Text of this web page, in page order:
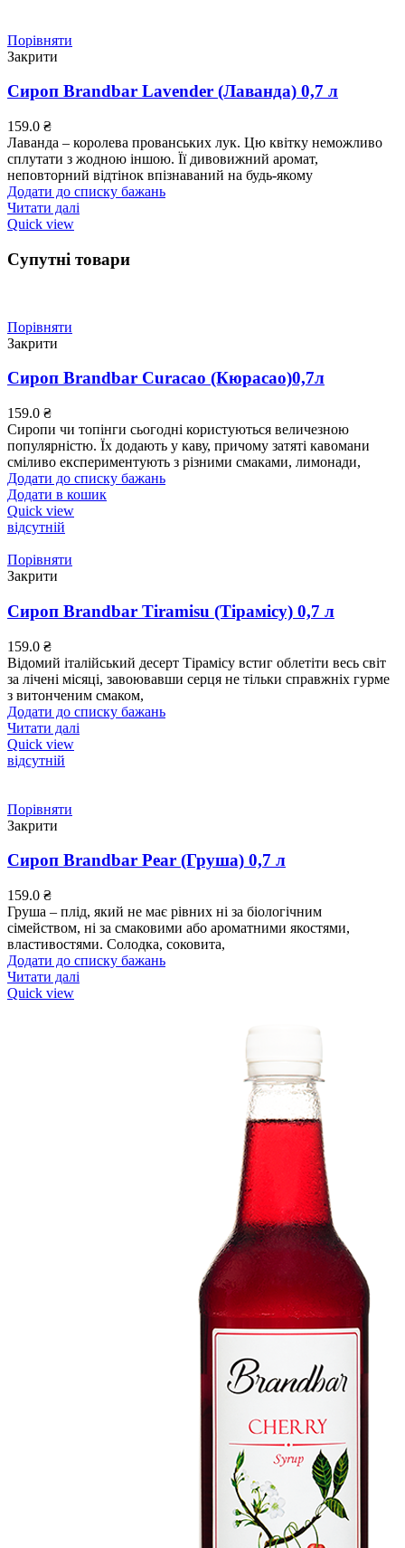
Порівняти
Закрити
Сироп Brandbar Lavender (Лаванда) 0,7 л
159.0 ₴
Лаванда – королева прованських лук. Цю квітку неможливо
сплутати з жодною іншою. Її дивовижний аромат,
неповторний відтінок впізнаваний на будь-якому
Додати до списку бажань
Читати далі
Quick view
Супутні товари
Порівняти
Закрити
Сироп Brandbar Curacao (Кюрасао)0,7л
159.0 ₴
Сиропи чи топінги сьогодні користуються величезною
популярністю. Їх додають у каву, причому затяті кавомани
сміливо експериментують з різними смаками, лимонади,
Додати до списку бажань
Додати в кошик
Quick view
відсутній
Порівняти
Закрити
Сироп Brandbar Tiramisu (Тірамісу) 0,7 л
159.0 ₴
Відомий італійський десерт Тірамісу встиг облетіти весь світ
за лічені місяці, завоювавши серця не тільки справжніх гурме
з витонченим смаком,
Додати до списку бажань
Читати далі
Quick view
відсутній
Порівняти
Закрити
Сироп Brandbar Pear (Груша) 0,7 л
159.0 ₴
Груша – плід, який не має рівних ні за біологічним
сімейством, ні за смаковими або ароматними якостями,
властивостями. Солодка, соковита,
Додати до списку бажань
Читати далі
Quick view